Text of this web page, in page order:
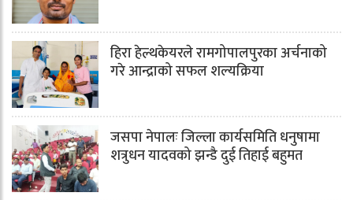
हिरा हेल्थकेयरले रामगोपालपुरका अर्चनाको
गरे आन्द्राको सफल शल्यक्रिया
जसपा नेपालः जिल्ला कार्यसमिति धनुषामा
शत्रुधन यादवको झन्डै दुई तिहाई बहुमत